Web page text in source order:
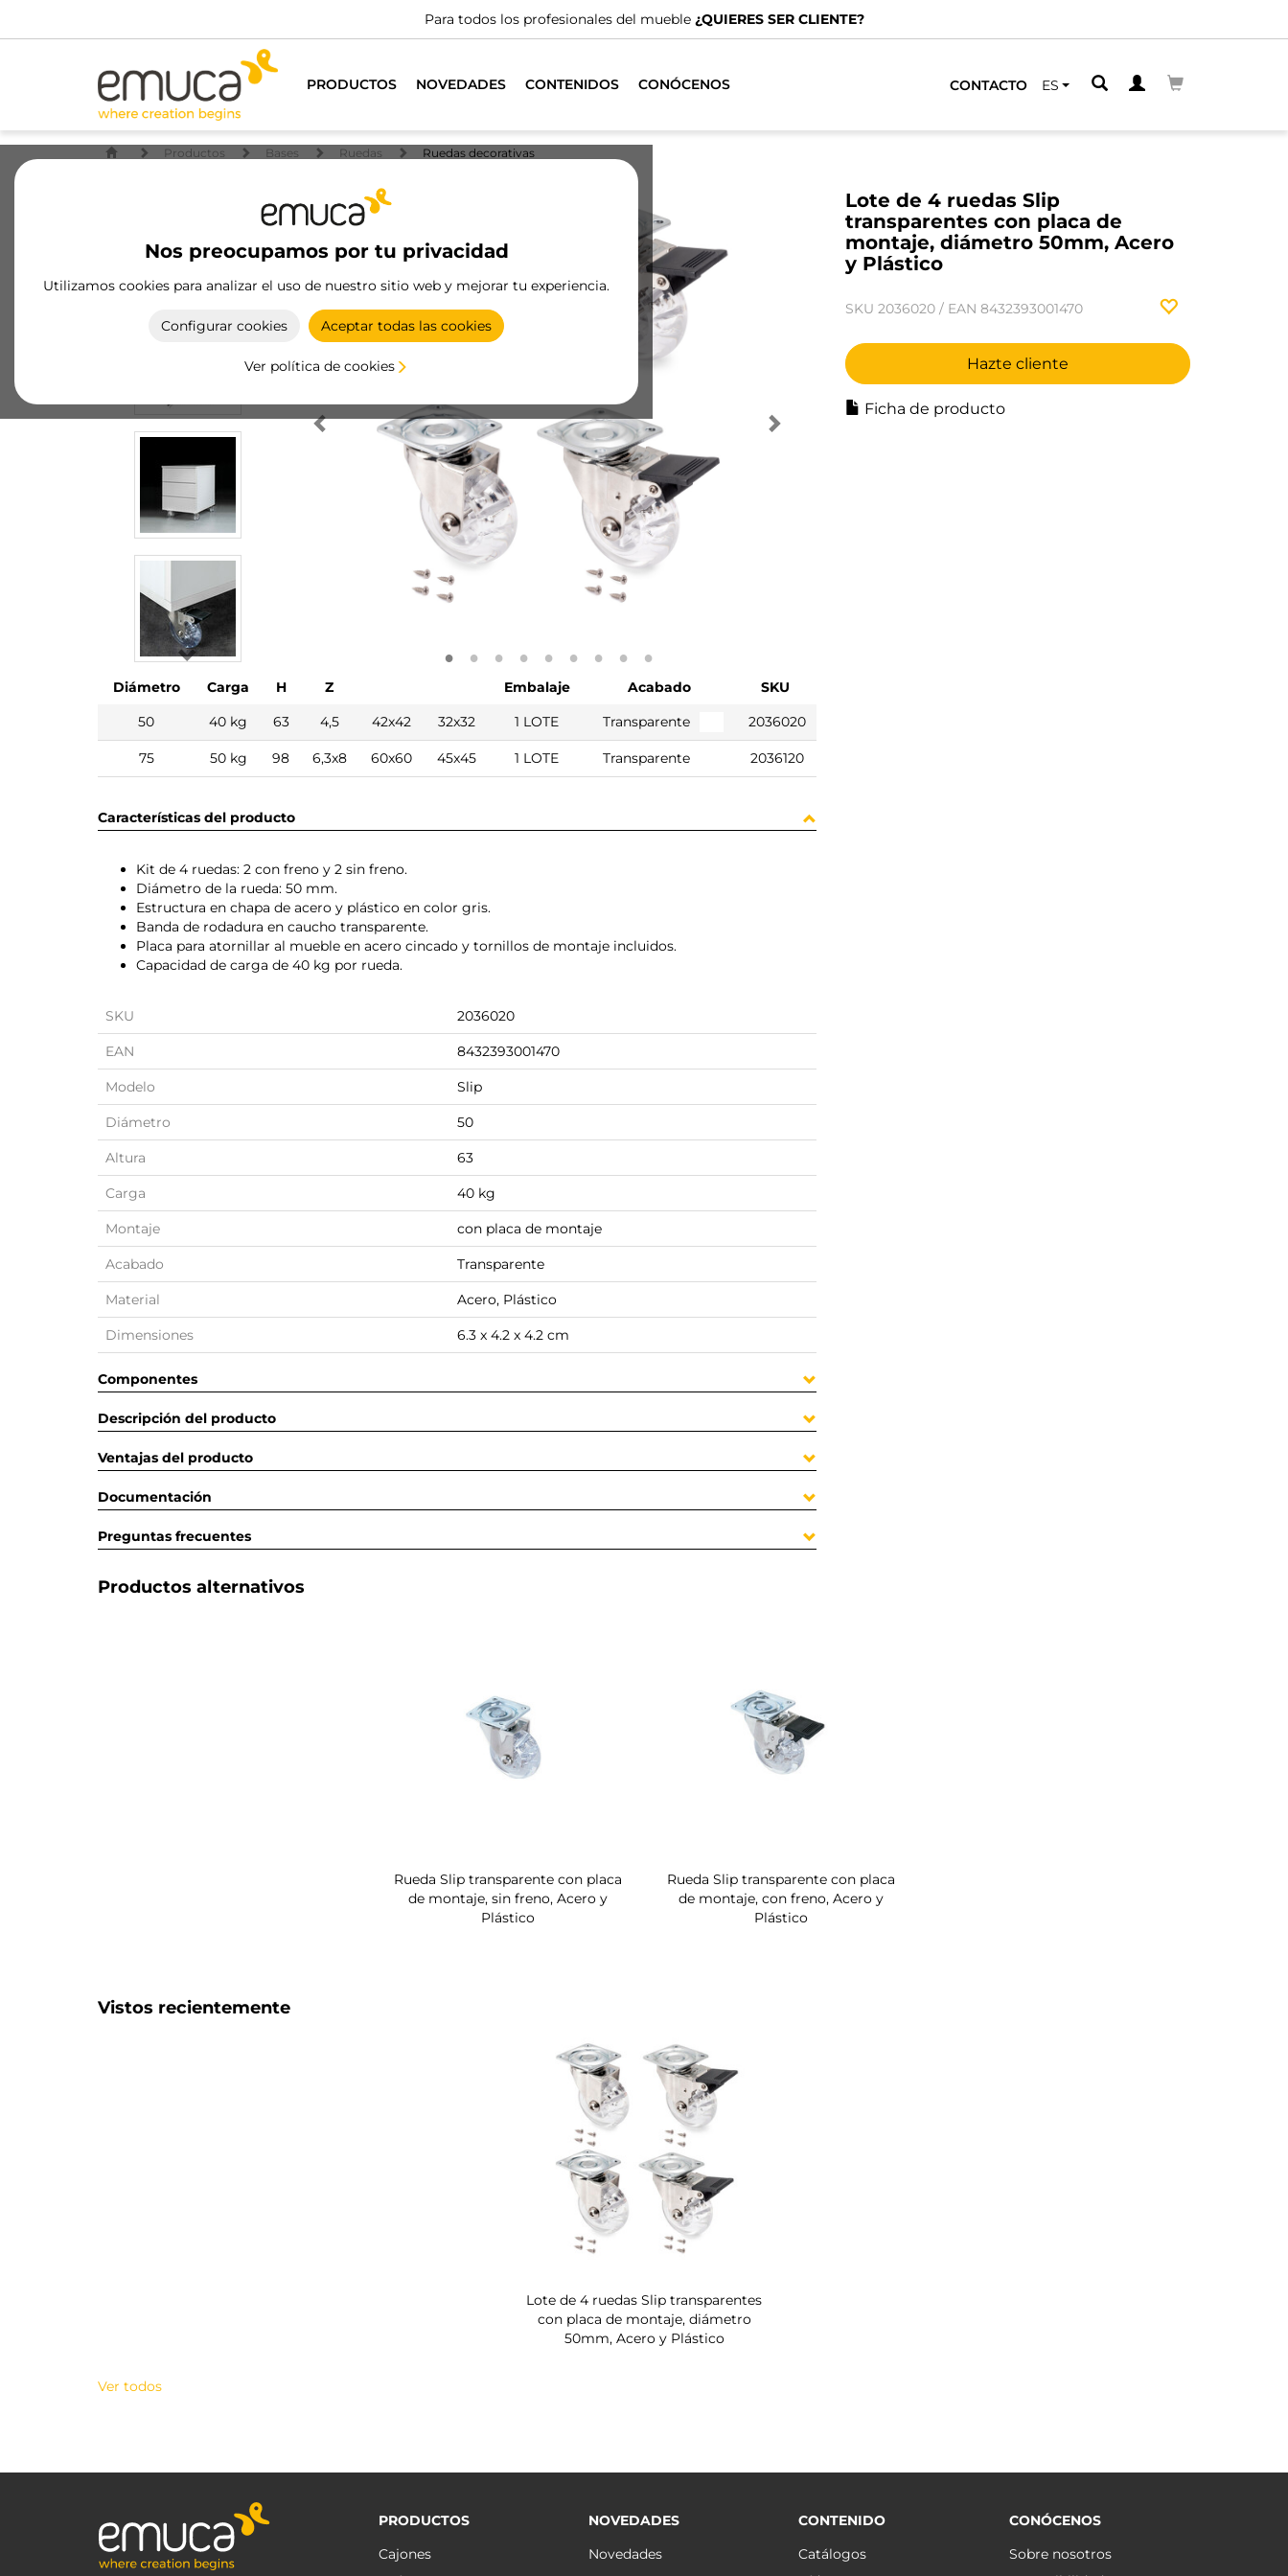
Para todos los profesionales del mueble ¿QUIERES SER CLIENTE?
PRODUCTOS NOVEDADES CONTENIDOS CONÓCENOS CONTACTO ES
Nos preocupamos por tu privacidad
Utilizamos cookies para analizar el uso de nuestro sitio web y mejorar tu experiencia.
Configurar cookies Aceptar todas las cookies
Ver política de cookies
Productos Bases Ruedas Ruedas decorativas
Lote de 4 ruedas Slip
transparentes con placa de
montaje, diámetro 50mm, Acero
y Plástico
SKU 2036020 / EAN 8432393001470
Hazte cliente
Ficha de producto
Diámetro Carga H Z Embalaje Acabado
SKU
50
40 kg 63 4,5 42x42 32x32 1 LOTE Transparente 2036020
75 50 kg 98 6,3x8 60x60 45x45 1 LOTE Transparente 2036120
Características del producto
Kit de 4 ruedas: 2 con freno y 2 sin freno.
Diámetro de la rueda: 50 mm.
Estructura en chapa de acero y plástico en color gris.
Banda de rodadura en caucho transparente.
Placa para atornillar al mueble en acero cincado y tornillos de montaje incluidos.
Capacidad de carga de 40 kg por rueda.
SKU 2036020
EAN 8432393001470
Modelo Slip
Diámetro 50
Altura 63
Carga 40 kg
Montaje con placa de montaje
Acabado Transparente
Material Acero, Plástico
Dimensiones 6.3 x 4.2 x 4.2 cm
Componentes
Descripción del producto
Ventajas del producto
Documentación
Preguntas frecuentes
Productos alternativos
Rueda Slip transparente con placa
de montaje, sin freno, Acero y
Plástico
Rueda Slip transparente con placa
de montaje, con freno, Acero y
Plástico
Vistos recientemente
Lote de 4 ruedas Slip transparentes
con placa de montaje, diámetro
50mm, Acero y Plástico
Ver todos
PRODUCTOS
Cajones
NOVEDADES
Novedades
CONTENIDO
Catálogos
CONÓCENOS
Sobre nosotros